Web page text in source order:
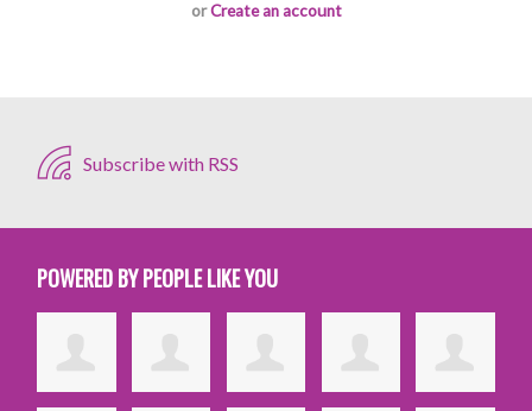
orCreate an account
Subscribe with RSS
POWERED BY PEOPLE LIKE YOU